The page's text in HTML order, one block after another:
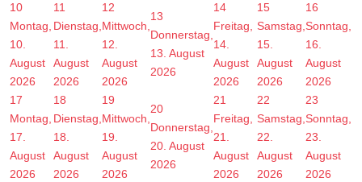
10
Montag,
10.
August
2026
11
Dienstag,
11.
August
2026
12
Mittwoch,
12.
August
2026
13
Donnerstag,
13. August
2026
14
Freitag,
14.
August
2026
15
Samstag,
15.
August
2026
16
Sonntag,
16.
August
2026
17
Montag,
17.
August
2026
18
Dienstag,
18.
August
2026
19
Mittwoch,
19.
August
2026
20
Donnerstag,
20. August
2026
21
Freitag,
21.
August
2026
22
Samstag,
22.
August
2026
23
Sonntag,
23.
August
2026